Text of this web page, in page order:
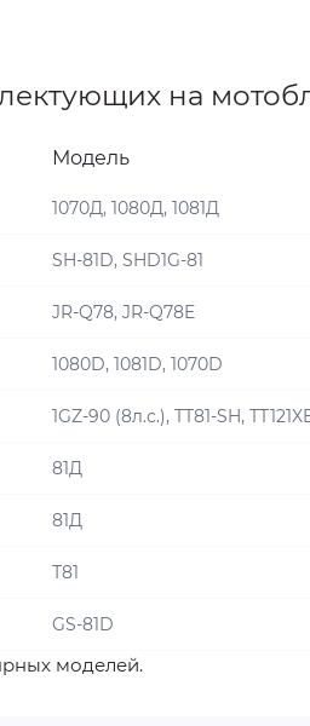
на
Модель
1070Д, 1080Д, 1081Д
SH-81D, SHD1G-81
JR-Q78, JR-Q78E
1080D, 1081D, 1070D
1GZ-90 (8л.с.), TT81-SH,
81Д
81Д
Т81
GS-81D
моделей.